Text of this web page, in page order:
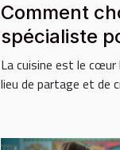
Comment
spécialiste
cuisine sur
La cuisine est le
lieu de partage et de